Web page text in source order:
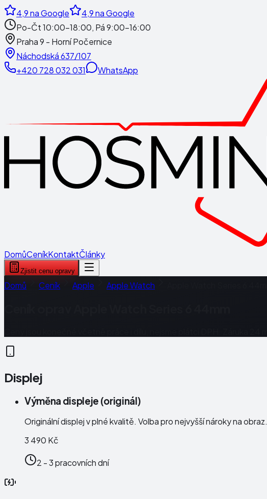
4,9na Google 4,9na Google
Po-Čt 10:00-18:00, Pá 9:00-16:00
Praha 9 - Horní Počernice
Náchodská 637/107
+420 728 032 031
WhatsApp
DomůCeníkKontaktČlánky
Zjistit cenu opravy
Domů Ceník Apple Apple Watch
Displej
Výměna displeje (originál)
Originální displej v plné kvalitě. Volba pro nejvyšší nároky na obraz.
3 490 Kč
2 - 3 pracovních dní